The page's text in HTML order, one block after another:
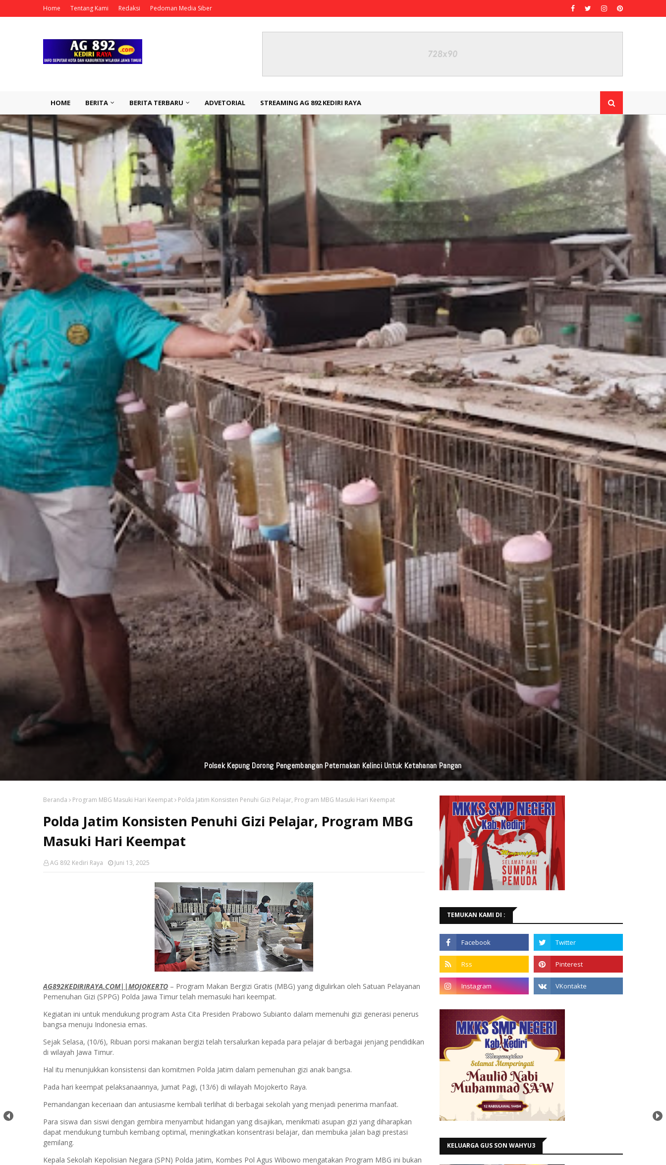
Home Tentang Kami Redaksi Pedoman Media Siber
HOME BERITA BERITA TERBARU ADVETORIAL STREAMING AG 892 KEDIRI RAYA
Praktisi Hukum Soroti Investasi Bodong Yang Libatkan Bayangkari
Beranda Program MBG Masuki Hari Keempat Polda Jatim Konsisten Penuhi Gizi Pelajar, Program MBG Masuki Hari Keempat
Polda Jatim Konsisten Penuhi Gizi Pelajar, Program MBG
Masuki Hari Keempat
AG 892 Kediri Raya Juni 13, 2025
AG892KEDIRIRAYA.COM||MOJOKERTO – Program Makan Bergizi Gratis (MBG) yang digulirkan oleh Satuan Pelayanan
Pemenuhan Gizi (SPPG) Polda Jawa Timur telah memasuki hari keempat.
Kegiatan ini untuk mendukung program Asta Cita Presiden Prabowo Subianto dalam memenuhi gizi generasi penerus
bangsa menuju Indonesia emas.
Sejak Selasa, (10/6), Ribuan porsi makanan bergizi telah tersalurkan kepada para pelajar di berbagai jenjang pendidikan
di wilayah Jawa Timur.
Hal itu menunjukkan konsistensi dan komitmen Polda Jatim dalam pemenuhan gizi anak bangsa.
Pada hari keempat pelaksanaannya, Jumat Pagi, (13/6) di wilayah Mojokerto Raya.
Pemandangan keceriaan dan antusiasme kembali terlihat di berbagai sekolah yang menjadi penerima manfaat.
Para siswa dan siswi dengan gembira menyambut hidangan yang disajikan, menikmati asupan gizi yang diharapkan
dapat mendukung tumbuh kembang optimal, meningkatkan konsentrasi belajar, dan membuka jalan bagi prestasi
gemilang.
Kepala Sekolah Kepolisian Negara (SPN) Polda Jatim, Kombes Pol Agus Wibowo mengatakan Program MBG ini bukan
TEMUKAN KAMI DI :
KELUARGA GUS SON WAHYU3